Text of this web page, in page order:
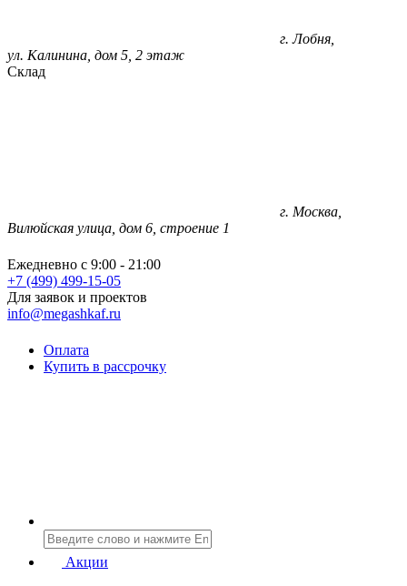
г. Лобня,
ул. Калинина, дом 5, 2 этаж
Склад
г. Москва,
Вилюйская улица, дом 6, строение 1
Ежедневно с 9:00 - 21:00
+7 (499) 499-15-05
Для заявок и проектов
info@megashkaf.ru
Оплата
Купить в рассрочку
Акции